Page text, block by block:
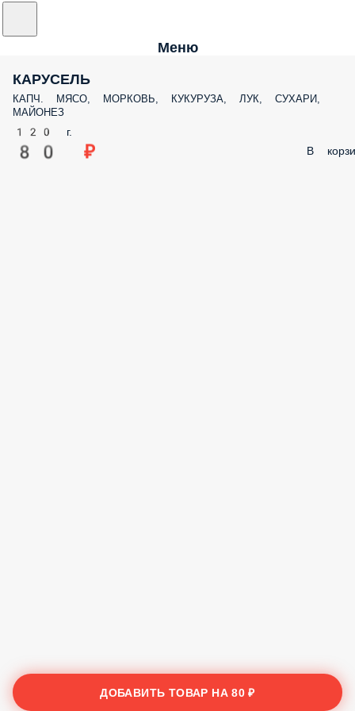
Меню
КАРУСЕЛЬ
КАПЧ. МЯСО, МОРКОВЬ, КУКУРУЗА, ЛУК, СУХАРИ,
МАЙОНЕЗ
120 г.
80 ₽ В
ДОБАВИТЬ ТОВАР НА80 ₽